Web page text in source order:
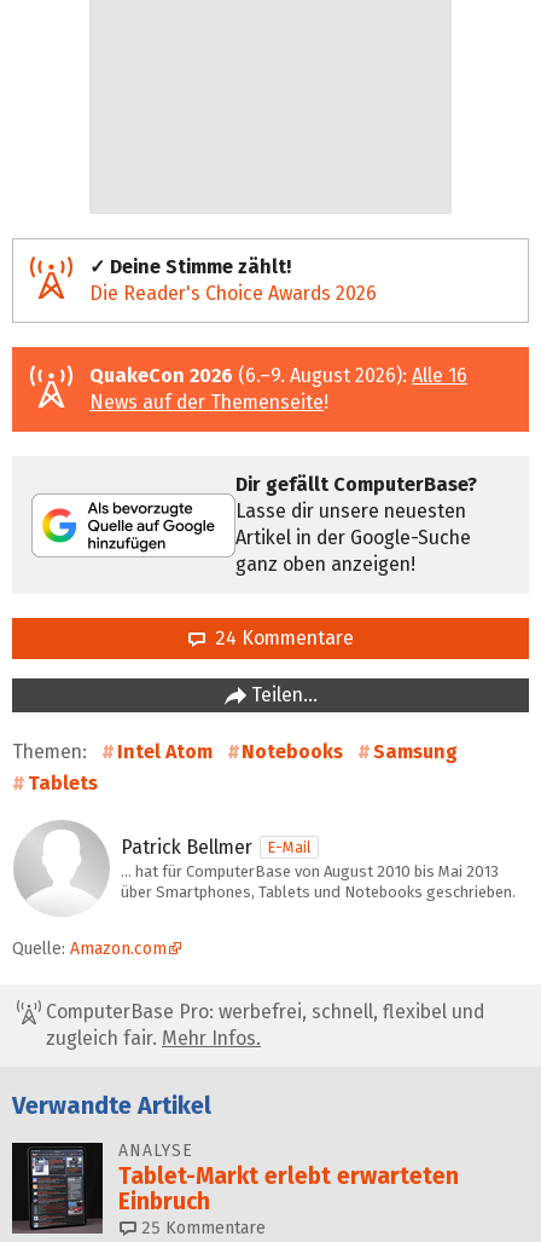
✓ Deine Stimme zählt!
Die Reader's Choice Awards 2026
QuakeCon 2026 (6.–9. August 2026): Alle 16
News auf der Themenseite!
Dir gefällt ComputerBase?
Lasse dir unsere neuesten
Artikel in der Google-Suche
ganz oben anzeigen!
24 Kommentare
Teilen…
Themen: Intel Atom Notebooks
Samsung
Tablets
Patrick Bellmer
E-Mail
… hat für ComputerBase von August 2010 bis Mai 2013
über Smartphones, Tablets und Notebooks geschrieben.
Quelle: Amazon.com
ComputerBase Pro: werbefrei, schnell, flexibel und
zugleich fair. Mehr Infos.
Verwandte Artikel
ANALYSE
Tablet-Markt erlebt erwarteten
Einbruch
25 Kommentare